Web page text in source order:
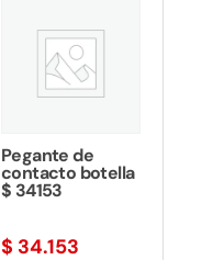
Pegante de
contacto botella
$ 34153
$ 34.153